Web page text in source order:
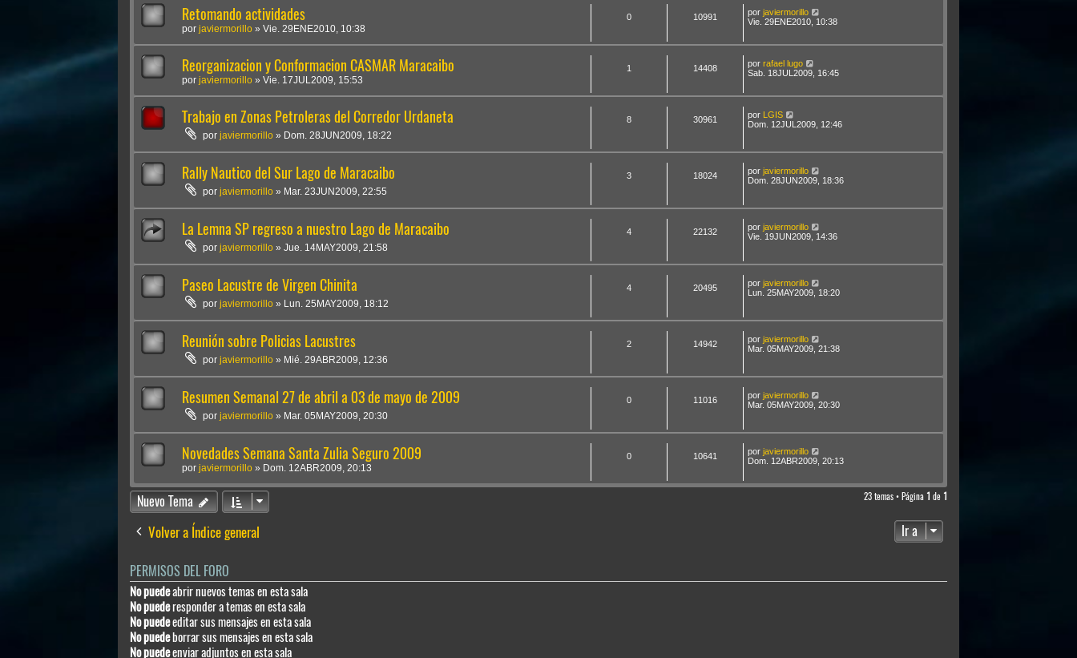
Retomando actividades
por javiermorillo » Vie. 29ENE2010, 10:38
0 10991 por javiermorillo
Vie. 29ENE2010, 10:38
Reorganizacion y Conformacion CASMAR Maracaibo
por javiermorillo » Vie. 17JUL2009, 15:53
1 14408 por rafael lugo
Sab. 18JUL2009, 16:45
Trabajo en Zonas Petroleras del Corredor Urdaneta
porjaviermorillo » Dom. 28JUN2009, 18:22
8 30961 por LGIS
Dom. 12JUL2009, 12:46
Rally Nautico del Sur Lago de Maracaibo
porjaviermorillo » Mar. 23JUN2009, 22:55
3 18024 por javiermorillo
Dom. 28JUN2009, 18:36
La Lemna SP regreso a nuestro Lago de Maracaibo
porjaviermorillo »Jue. 14MAY2009, 21:58
4 22132 por javiermorillo
Vie. 19JUN2009, 14:36
Paseo Lacustre de Virgen Chinita
porjaviermorillo » Lun. 25MAY2009, 18:12
4 20495 por javiermorillo
Lun. 25MAY2009, 18:20
Reunión sobre Policias Lacustres
porjaviermorillo » Mié. 29ABR2009, 12:36
2 14942 por javiermorillo
Mar. 05MAY2009, 21:38
Resumen Semanal 27 de abril a 03 de mayo de 2009
porjaviermorillo » Mar. 05MAY2009, 20:30
0 11016 por javiermorillo
Mar. 05MAY2009, 20:30
Novedades Semana Santa Zulia Seguro 2009
por javiermorillo » Dom. 12ABR2009, 20:13
0 10641 por javiermorillo
Dom. 12ABR2009, 20:13
Nuevo Tema 23 temas • Página 1 de 1
Volver a Índice general Ir a
PERMISOS DEL FORO
No puedeabrir nuevos temas en esta sala
No puederesponder a temas en esta sala
No puedeeditar sus mensajes en esta sala
No puedeborrar sus mensajes en esta sala
No puedeenviar adjuntos en esta sala